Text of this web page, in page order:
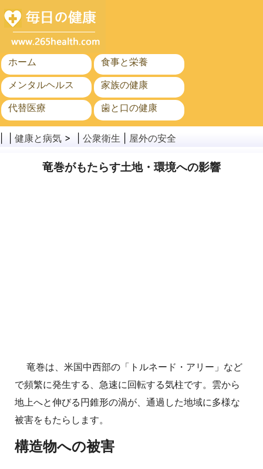
ホーム
食事と栄養
メンタルヘルス
家族の健康
代替医療
歯と口の健康
がん
公衆衛生
健康と病気 > | 公衆衛生 屋外の安全
竜巻がもたらす土地・環境への影響
竜巻は、米国中西部の「トルネード・アリー」など
で頻繁に発生する、急速に回転する気柱です。雲から
地上へと伸びる円錐形の渦が、通過した地域に多様な
被害をもたらします。
構造物への被害